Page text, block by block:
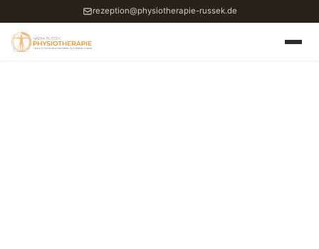
rezeption@physiotherapie-russek.de